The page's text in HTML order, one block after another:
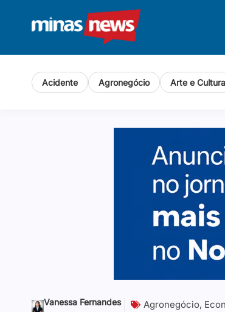
Acidente Agronegócio Arte e Cultura
Vanessa Fernandes Agronegócio,